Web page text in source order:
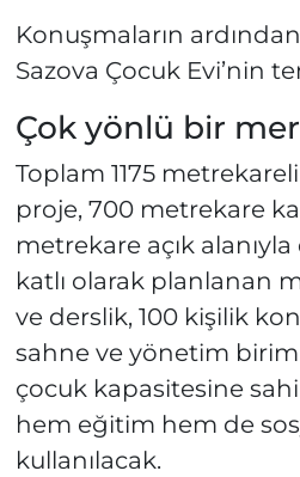
Konuşmaların
Sazova Çocuk Evi’nin
Çok yönlü bir
Toplam 1175
proje, 700 metrekare
metrekare açık
katlı olarak planlanan
ve derslik, 100 kişilik
sahne ve yönetim
çocuk kapasitesine
hem eğitim hem de
kullanılacak.